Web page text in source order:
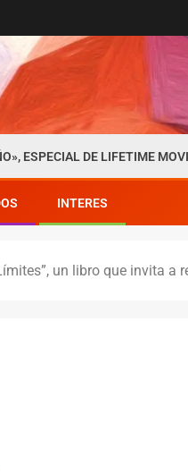
LIFETIME MOVIES DONDE
INTERES
un libro que invita a